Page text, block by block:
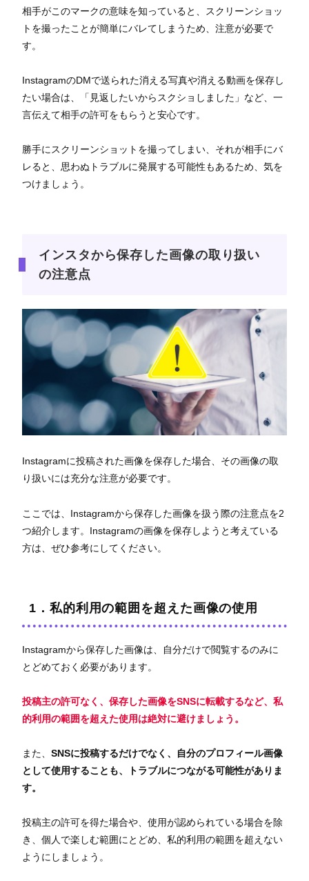
相手がこのマークの意味を知っていると、スクリーンショッ
トを撮ったことが簡単にバレてしまうため、注意が必要で
す。
InstagramのDMで送られた消える写真や消える動画を保存し
たい場合は、「見返したいからスクショしました」など、一
言伝えて相手の許可をもらうと安心です。
勝手にスクリーンショットを撮ってしまい、それが相手にバ
レると、思わぬトラブルに発展する可能性もあるため、気を
つけましょう。
インスタから保存した画像の取り扱い
の注意点
Instagramに投稿された画像を保存した場合、その画像の取
り扱いには充分な注意が必要です。
ここでは、Instagramから保存した画像を扱う際の注意点を2
つ紹介します。Instagramの画像を保存しようと考えている
方は、ぜひ参考にしてください。
1．私的利用の範囲を超えた画像の使用
Instagramから保存した画像は、自分だけで閲覧するのみに
とどめておく必要があります。
投稿主の許可なく、保存した画像をSNSに転載するなど、私
的利用の範囲を超えた使用は絶対に避けましょう。
また、 SNSに投稿するだけでなく、自分のプロフィール画像
として使用することも、トラブルにつながる可能性がありま
す。
投稿主の許可を得た場合や、使用が認められている場合を除
き、個人で楽しむ範囲にとどめ、私的利用の範囲を超えない
ようにしましょう。